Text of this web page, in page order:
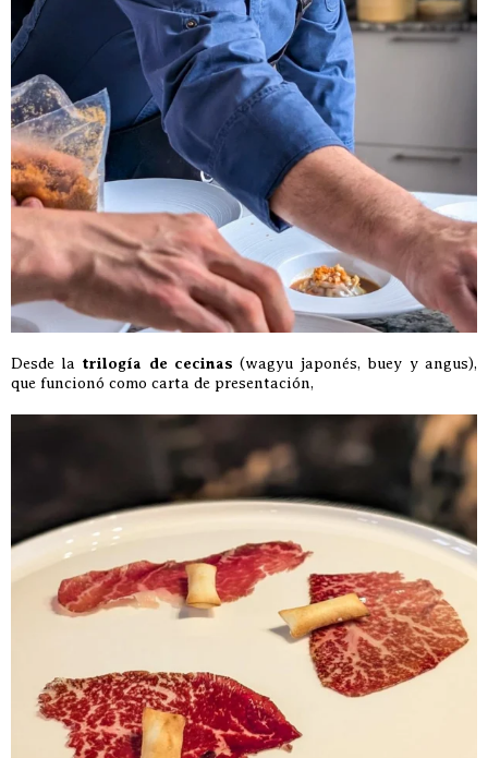
Desde la trilogía de cecinas (wagyu japonés, buey y angus),
que funcionó como carta de presentación,